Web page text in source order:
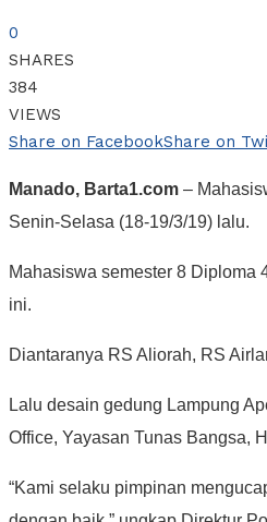
0
SHARES
384
VIEWS
Share on FacebookShare on
Manado, Barta1.com –
Senin-Selasa (18-19/3/19) lalu.
Mahasiswa semester 8 Diploma
ini.
Diantaranya RS Aliorah, RS
Lalu desain gedung Lampung
Office, Yayasan Tunas Bangsa,
“Kami selaku pimpinan